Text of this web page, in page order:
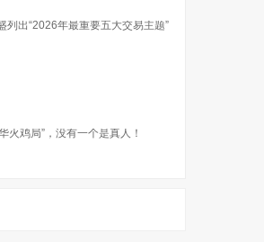
列出“2026年最重要五大交易主题”
火鸡局”，没有一个是真人！